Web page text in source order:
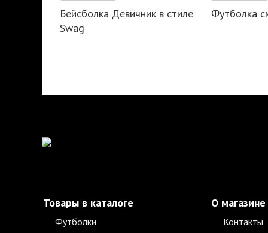
Бейсболка Девичник в стиле
Swag
Футболка
Товары в каталоге
Футболки
О магазине
Контакты